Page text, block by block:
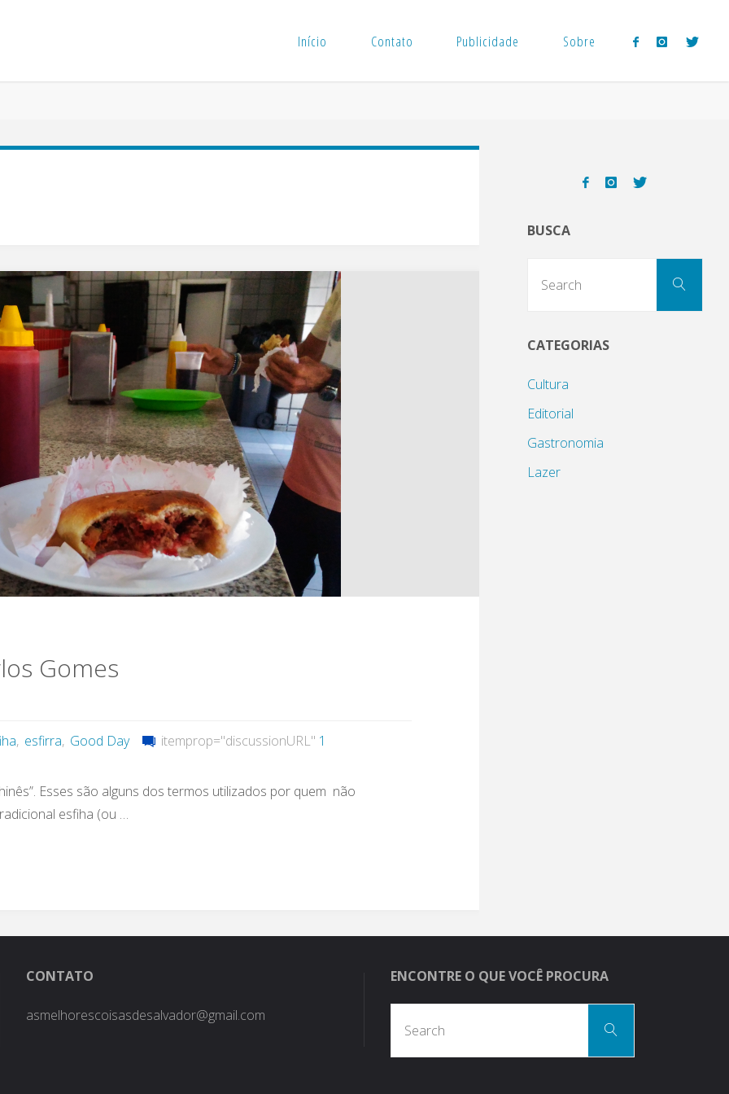
Início Contato Publicidade Sobre
Gomes
, esfirra, Good Day itemprop="discussionURL" 1
Esses são alguns dos termos utilizados por quem não
esfiha (ou …
BUSCA
Search
CATEGORIAS
Cultura
Editorial
Gastronomia
Lazer
CONTATO
asmelhorescoisasdesalvador@gmail.com
ENCONTRE O QUE VOCÊ PROCURA
Search